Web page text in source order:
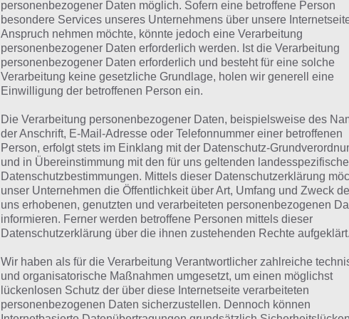
worden sind.
Great Big War Game
Ganz neu ist die Spiele App “Great Big War Game”, welches
Google Play Store eingestellt worden ist. Hierbei handelt es
von “Great Little War Game”, einem rundenbasierten
50 Einzelspielermissionen sowie einen asynchronen
Die Einzespielermissionen sind sehr umfangreich und
10 Minuten dauern. “Great Big War Game” ist ebenfals für
App kostet 2,49 Euro im Play Store.
Zum Google Play Store
Chicken Invaders 3
Aktualsiert in dieser Woche wurde Chicken Invaders 3. In
personenbezogener Daten möglich. Sofern eine betroffene Person
besondere Services unseres Unternehmens über unsere
Anspruch nehmen möchte, könnte jedoch eine Verarbeitung
personenbezogener Daten erforderlich werden. Ist die Verarbeitung
personenbezogener Daten erforderlich und besteht für eine solche
Verarbeitung keine gesetzliche Grundlage, holen wir generell eine
Einwilligung der betroffenen Person ein.
Die Verarbeitung personenbezogener Daten, beispielsweise des
der Anschrift, E-Mail-Adresse oder Telefonnummer einer betroffenen
Person, erfolgt stets im Einklang mit der Datenschutz-
und in Übereinstimmung mit den für uns geltenden
Datenschutzbestimmungen. Mittels dieser Datenschutzerklärung
unser Unternehmen die Öffentlichkeit über Art, Umfang und Zweck
uns erhobenen, genutzten und verarbeiteten personenbezogenen
informieren. Ferner werden betroffene Personen mittels dieser
Datenschutzerklärung über die ihnen zustehenden Rechte aufgeklärt.
Wir haben als für die Verarbeitung Verantwortlicher zahlreiche
und organisatorische Maßnahmen umgesetzt, um einen möglichst
lückenlosen Schutz der über diese Internetseite verarbeiteten
personenbezogenen Daten sicherzustellen. Dennoch können